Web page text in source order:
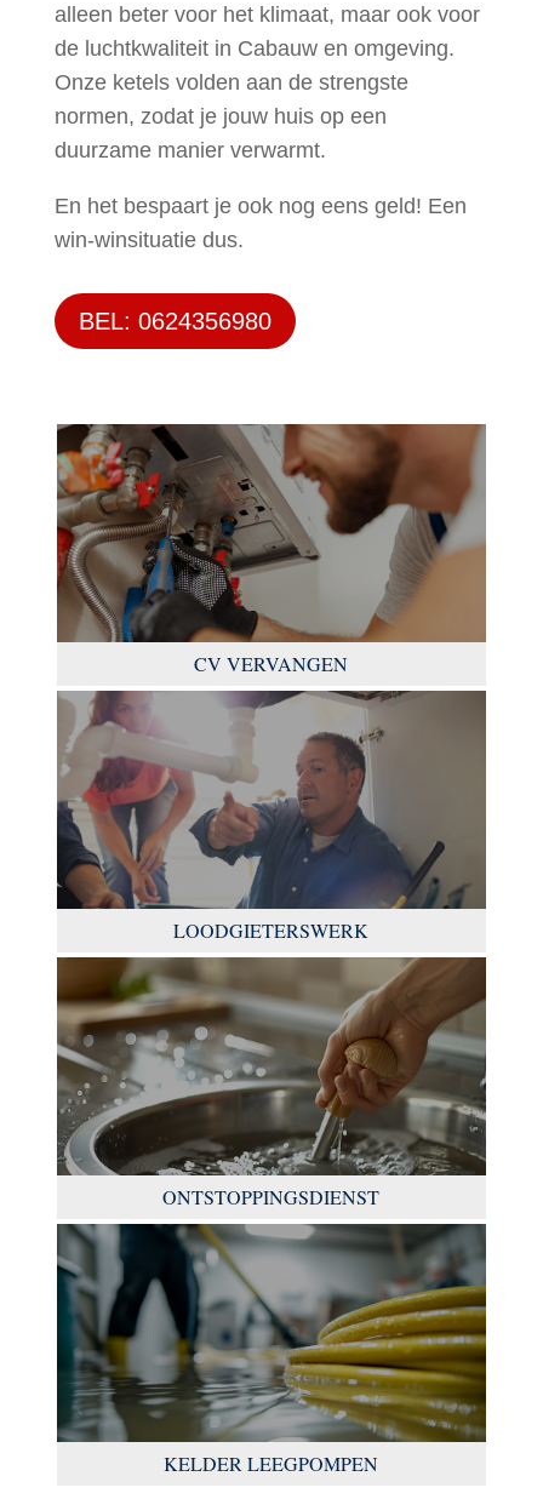
alleen beter voor het klimaat, maar ook voor
de luchtkwaliteit in Cabauw en omgeving.
Onze ketels volden aan de strengste
normen, zodat je jouw huis op een
duurzame manier verwarmt.
En het bespaart je ook nog eens geld! Een
win-winsituatie dus.
BEL: 0624356980
CV VERVANGEN
LOODGIETERSWERK
ONTSTOPPINGSDIENST
KELDER LEEGPOMPEN